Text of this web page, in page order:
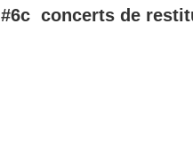
concerts de